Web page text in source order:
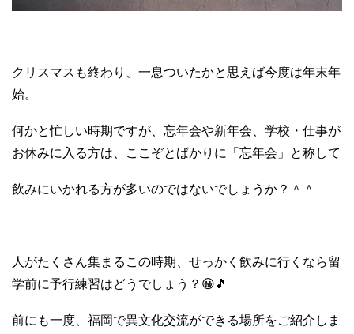
クリスマスも終わり、一息ついたかと思えば今度は年末年
始。
何かと忙しい時期ですが、忘年会や新年会、学校・仕事が
お休みに入る方は、ここぞとばかりに「忘年会」と称して
飲みにいかれる方が多いのではないでしょうか？＾＾
人がたくさん集まるこの時期、せっかく飲みに行くなら留
学前に予行練習はどうでしょう？😀🎵
前にも一度、福岡で異文化交流ができる場所をご紹介しま